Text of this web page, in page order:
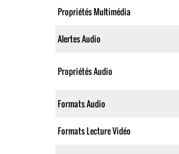
Propriétés Multimédia
Alertes Audio
Propriétés Audio
Formats Audio
Formats Lecture Vidéo